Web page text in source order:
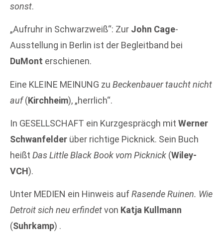
sonst.
„Aufruhr in Schwarzweiß“: Zur John Cage-
Ausstellung in Berlin ist der Begleitband bei
DuMont erschienen.
Eine KLEINE MEINUNG zu Beckenbauer taucht nicht
auf(Kirchheim), „herrlich“.
In GESELLSCHAFT ein Kurzgespräcgh mit Werner
Schwanfelder über richtige Picknick. Sein Buch
heißt Das Little Black Book vom Picknick (Wiley-
VCH).
Unter MEDIEN ein Hinweis aufRasende Ruinen. Wie
Detroit sich neu erfindetvon Katja Kullmann
(Suhrkamp) .